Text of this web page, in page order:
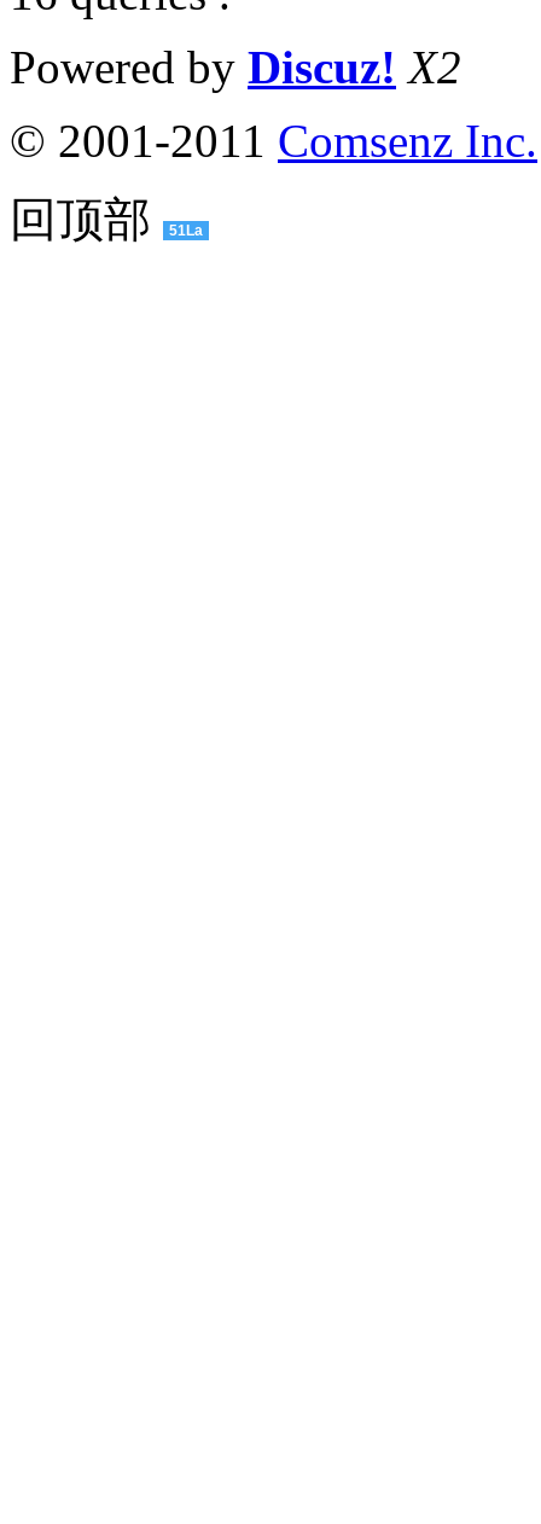
Powered by Discuz! X2
© 2001-2011 Comsenz Inc.
回顶部
51La